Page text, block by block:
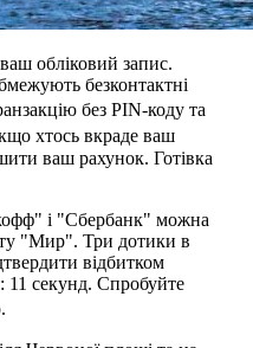
обліковий запис.
безконтактні
без PIN-коду та
хтось вкраде ваш
ваш рахунок. Готівка
і "Сбербанк" можна
"Мир". Три дотики в
відбитком
11 секунд. Спробуйте